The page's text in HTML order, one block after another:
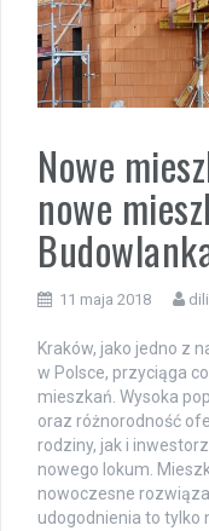
Nowe
nowe
11 maja 2018
Kraków, jako jedno z
w Polsce, przyciąga
mieszkań. Wysoka
oraz różnorodność
rodziny, jak i
nowego lokum.
nowoczesne
udogodnienia to tylko